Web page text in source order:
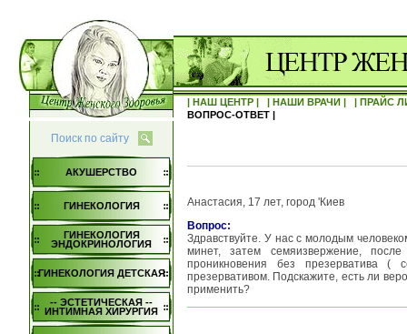
| НАШ ЦЕНТР | | НАШИ ВРАЧИ |
| ПРАЙС
ВОПРОС-ОТВЕТ |
Поиск по сайту
АКУШЕРСТВО
ГИНЕКОЛОГИЯ
ГИНЕКОЛОГИЯ
ЭНДОКРИНОЛОГИЯ
ГИНЕКОЛОГИЯ ДЕТСКАЯ
-- ЭСТЕТИЧЕСКАЯ --
ИНТИМНАЯ ХИРУРГИЯ
Анастасия, 17 лет, город 'Киев
Вопрос:
Здравствуйте. У нас с молодым
минет, затем семяизвержение,
проникновения без презерватива (
презервативом. Подскажите, есть ли
применить?